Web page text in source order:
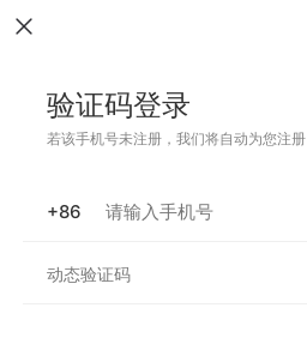
验证码登录
若该手机号未注册，我们将自动为您注册
+86